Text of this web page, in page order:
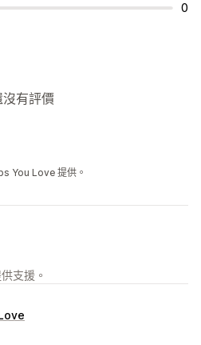
0
沒有評價
You Love 提供。
支援。